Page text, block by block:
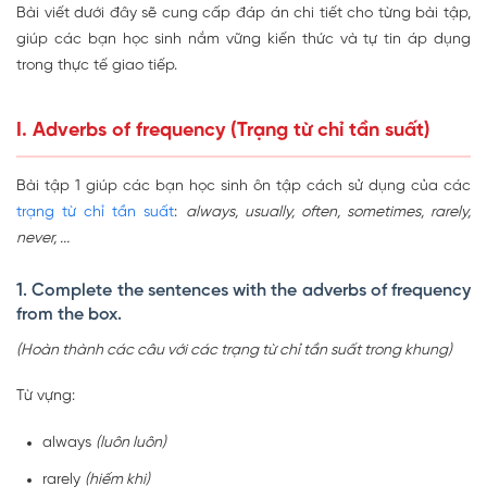
Bài viết dưới đây sẽ cung cấp đáp án chi tiết cho từng bài tập,
giúp các bạn học sinh nắm vững kiến thức và tự tin áp dụng
trong thực tế giao tiếp.
I. Adverbs of frequency (Trạng từ chỉ tần suất)
Bài tập 1 giúp các bạn học sinh ôn tập cách sử dụng của các
trạng từ chỉ tần suất: always, usually, often, sometimes, rarely,
never, ...
1. Complete the sentences with the adverbs of frequency
from the box.
(Hoàn thành các câu với các trạng từ chỉ tần suất trong khung)
Từ vựng:
always (luôn luôn)
rarely (hiếm khi)